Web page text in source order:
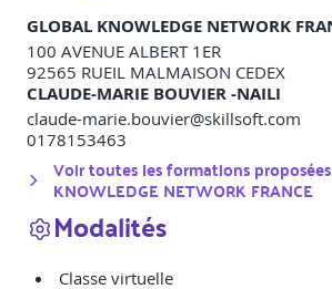
GLOBAL KNOWLEDGE NETWORK
100 AVENUE ALBERT 1ER
92565 RUEIL MALMAISON CEDEX
CLAUDE-MARIE BOUVIER -NAILI
claude-marie.bouvier@skillsoft.com
0178153463
Voir toutes les formations
KNOWLEDGE NETWORK FRANCE
Modalités
Classe virtuelle